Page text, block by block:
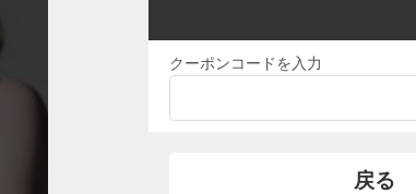
クーポンコードを入力
戻る